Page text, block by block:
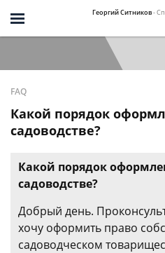
Георгий Ситников-
FAQ
Какой порядок
садоводстве?
Какой порядок
садоводстве?
Добрый день.
хочу оформить право
садоводческом